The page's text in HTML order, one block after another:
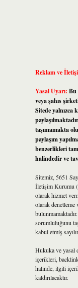
Reklam ve
Yasal Uyarı: Bu
veya şahıs
Sitede yalnızca
taşımamakta
paylaşım
benzerlikleri
halindedir ve
Sitemiz, 5651
İletişim Kurumu
olarak hizmet
olarak denetleme
sorumluluğunu
kabul etmiş
Hukuka ve yasal
içerikleri,
halinde, ilgili
kaldırılacaktır.